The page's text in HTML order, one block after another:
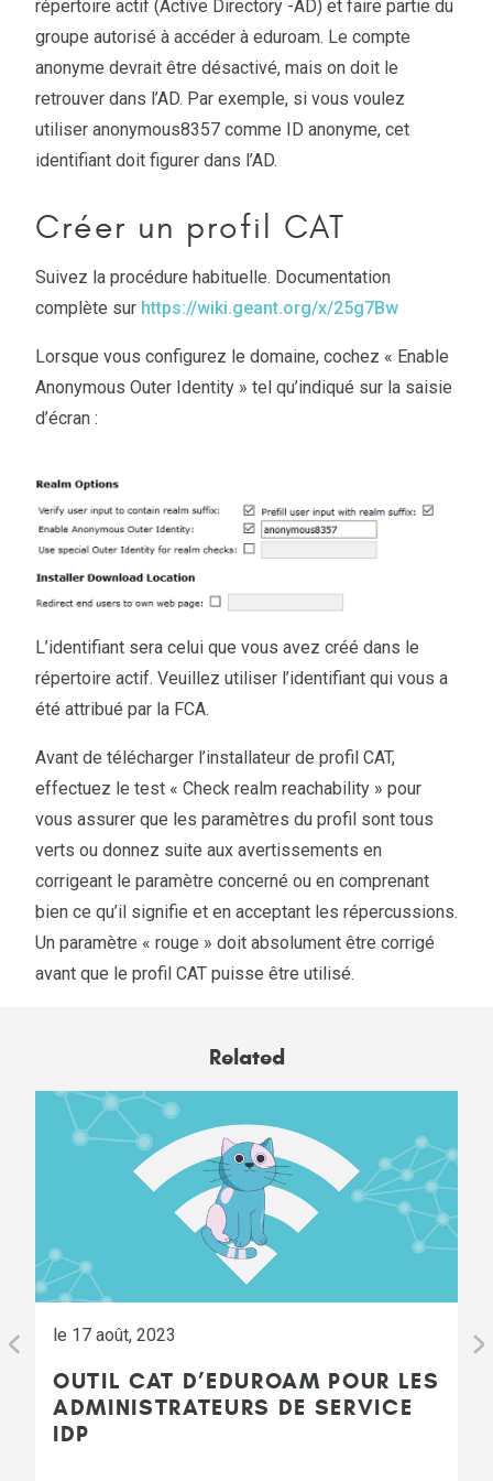
répertoire actif (Active Directory -AD) et faire partie du
groupe autorisé à accéder à eduroam. Le compte
anonyme devrait être désactivé, mais on doit le
retrouver dans l’AD. Par exemple, si vous voulez
utiliser anonymous8357 comme ID anonyme, cet
identifiant doit figurer dans l’AD.
Créer un profil CAT
Suivez la procédure habituelle. Documentation
complète sur https://wiki.geant.org/x/25g7Bw
Lorsque vous configurez le domaine, cochez « Enable
Anonymous Outer Identity » tel qu’indiqué sur la saisie
d’écran :
L’identifiant sera celui que vous avez créé dans le
répertoire actif. Veuillez utiliser l’identifiant qui vous a
été attribué par la FCA.
Avant de télécharger l’installateur de profil CAT,
effectuez le test « Check realm reachability » pour
vous assurer que les paramètres du profil sont tous
verts ou donnez suite aux avertissements en
corrigeant le paramètre concerné ou en comprenant
bien ce qu’il signifie et en acceptant les répercussions.
Un paramètre « rouge » doit absolument être corrigé
avant que le profil CAT puisse être utilisé.
Related
le 17 août, 2023
OUTIL CAT D’EDUROAM POUR LES
ADMINISTRATEURS DE SERVICE
IDP